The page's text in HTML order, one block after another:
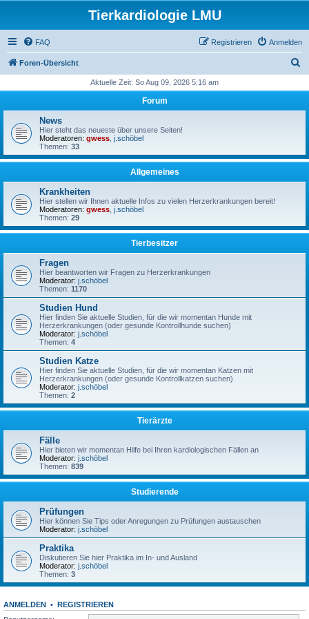
Tierkardiologie LMU
FAQ Anmelden
Registrieren
Foren-Übersicht
h
Aktuelle Zeit: So Aug 09, 2026 5:16 am
Forum
News
Hier steht das neueste über unsere Seiten!
Moderatoren: gwess j.schöbel
Themen: 33
Allgemeines
Krankheiten
Hier stellen wir Ihnen aktuelle Infos zu vielen Herzerkrankungen bereit!
Moderatoren: gwess j.schöbel
Themen: 29
Tierbesitzer
Fragen
Hier beantworten wir Fragen zu Herzerkrankungen
Moderator: j.schöbel
Themen: 1170
Studien Hund
Hier finden Sie aktuelle Studien, für die wir momentan Hunde mit
Herzerkrankungen (oder gesunde Kontrollhunde suchen)
Moderator: j.schöbel
Themen: 4
Studien Katze
Hier finden Sie aktuelle Studien, für die wir momentan Katzen mit
Herzerkrankungen (oder gesunde Kontrollkatzen suchen)
Moderator: j.schöbel
Themen: 2
Tierärzte
Fälle
Hier bieten wir momentan Hilfe bei Ihren kardiologischen Fällen an
Moderator: j.schöbel
Themen: 839
Studierende
Prüfungen
Hier können Sie Tips oder Anregungen zu Prüfungen austauschen
Moderator: j.schöbel
Praktika
Diskutieren Sie hier Praktika im In- und Ausland
Moderator: j.schöbel
Themen: 3
ANMELDEN • REGISTRIEREN